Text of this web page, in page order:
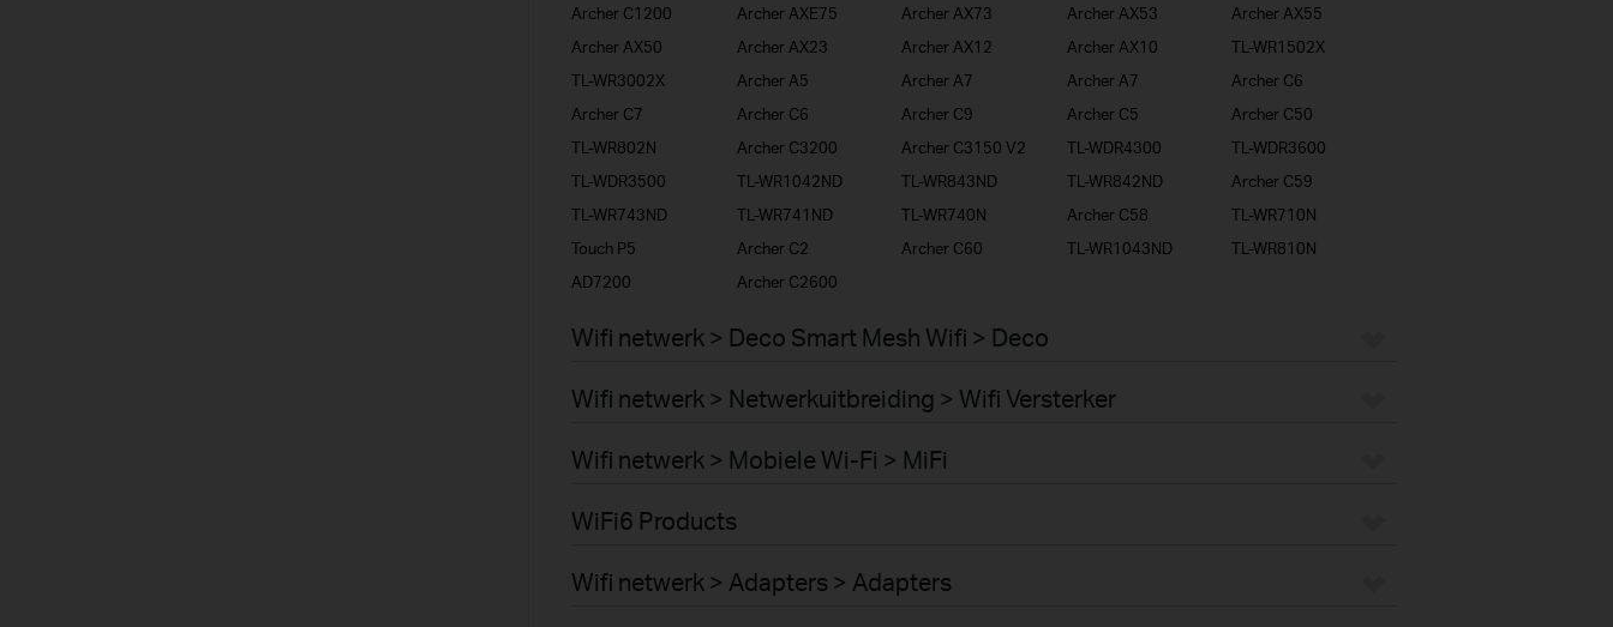
Archer C1200
Archer AXE75 Archer AX73 Archer AX53
Archer AX55
Archer AX50
Archer AX23 Archer AX12 Archer AX10
TL-WR1502X
TL-WR3002X
Archer A5 Archer A7 Archer A7
Archer C6
Archer C7
Archer C6 Archer C9 Archer C5
Archer C50
TL-WR802N
Archer C3200 Archer C3150 V2 TL-WDR4300
TL-WDR3600
TL-WDR3500
TL-WR1042ND TL-WR843ND TL-WR842ND
Archer C59
TL-WR743ND
TL-WR741ND TL-WR740N Archer C58
TL-WR710N
Touch P5
Archer C2 Archer C60 TL-WR1043ND
TL-WR810N
AD7200
Archer C2600
Wifi netwerk > Deco Smart Mesh Wifi > Deco
Wifi netwerk > Netwerkuitbreiding > Wifi Versterker
Wifi netwerk > Mobiele Wi-Fi > MiFi
WiFi6 Products
Wifi netwerk > Adapters > Adapters